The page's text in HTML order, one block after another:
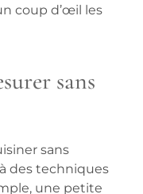
coup d’œil les
sans
sans
des techniques
une petite